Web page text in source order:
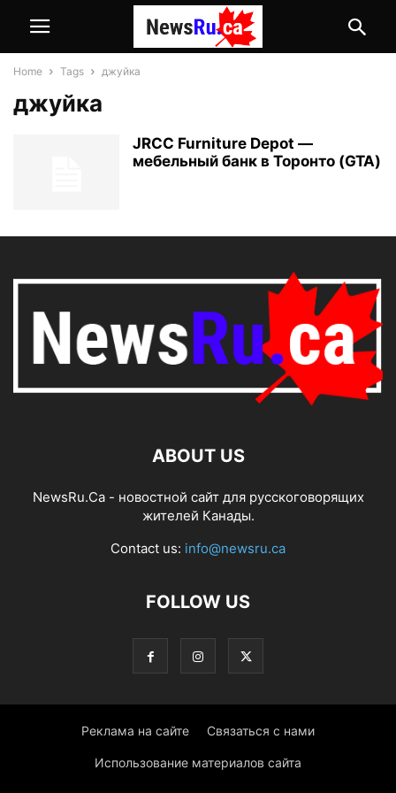
Home Tags джуйка
джуйка
JRCC Furniture Depot —
мебельный банк в Торонто (GTA)
ABOUT US
NewsRu.Ca - новостной сайт для русскоговорящих
жителей Канады.
Contact us: info@newsru.ca
FOLLOW US
Реклама на сайте Связаться с нами
Использование материалов сайта